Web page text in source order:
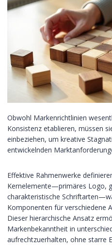
Obwohl Markenrichtlinien
Konsistenz etablieren, müssen
einbeziehen, um kreative
entwickelnden
Effektive Rahmenwerke
Kernelemente—primäres Logo,
charakteristische
Komponenten für verschiedene
Dieser hierarchische Ansatz
Markenbekanntheit in
aufrechtzuerhalten, ohne starre